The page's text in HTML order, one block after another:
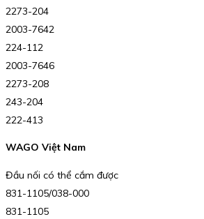
2273-204
2003-7642
224-112
2003-7646
2273-208
243-204
222-413
WAGO Việt Nam
Đầu nối có thể cắm được
831-1105/038-000
831-1105